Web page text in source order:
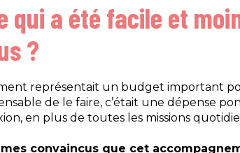
qui a été facile et
?
représentait un budget important
de le faire, c’était une dépense
en plus de toutes les missions
convaincus que cet